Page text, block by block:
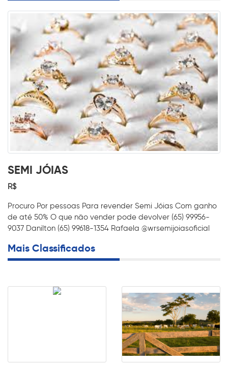
SEMI JÓIAS
R$
Procuro Por pessoas Para revender Semi Jóias Com ganho
de até 50% O que não vender pode devolver (65) 99956-
9037 Danilton (65) 99618-1354 Rafaela @wrsemijoiasoficial
Mais Classificados